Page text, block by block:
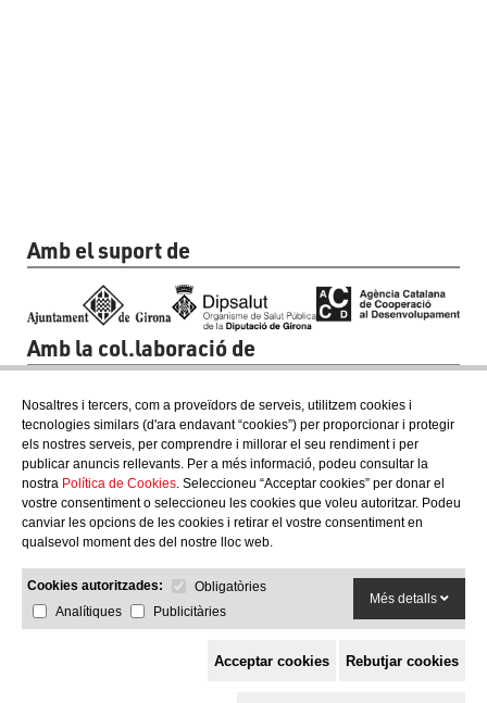
Nosaltres i tercers, com a proveïdors de serveis, utilitzem cookies i
tecnologies similars (d'ara endavant “cookies”) per proporcionar i protegir
els nostres serveis, per comprendre i millorar el seu rendiment i per
publicar anuncis rellevants. Per a més informació, podeu consultar la
nostra Política de Cookies. Seleccioneu “Acceptar cookies” per donar el
vostre consentiment o seleccioneu les cookies que voleu autoritzar. Podeu
canviar les opcions de les cookies i retirar el vostre consentiment en
qualsevol moment des del nostre lloc web.
Cookies autoritzades:
Obligatòries
Analítiques
Publicitàries
Més detalls
Acceptar cookies Rebutjar cookies
Amb el suport de
Amb la col.laboració de